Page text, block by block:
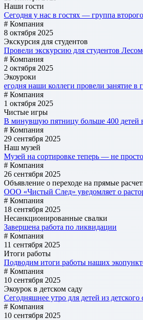
Наши гости
Сегодня у нас в гостях — группа
# Компания
8 октября 2025
Экскурсия для студентов
Провели экскурсию для студентов
# Компания
2 октября 2025
Экоуроки
егодня наши коллеги провели занятие в
# Компания
1 октября 2025
Чистые игры
В минувшую пятницу больше 400 детей
# Компания
29 сентября 2025
Наш музей
Музей на сортировке теперь — не
# Компания
26 сентября 2025
Объявление о переходе на прямые
ООО «Чистый След» уведомляет о
# Компания
18 сентября 2025
Несанкционированные свалки
Завершена работа по ликвидации
# Компания
11 сентября 2025
Итоги работы
Подводим итоги работы наших
# Компания
10 сентября 2025
Экоурок в детском саду
Сегодняшнее утро для детей из детского
# Компания
10 сентября 2025